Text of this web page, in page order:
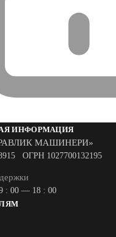
ИНФОРМАЦИЯ
МАШИНЕРИ»
ОГРН 1027700132195
: 00 — 18 : 00